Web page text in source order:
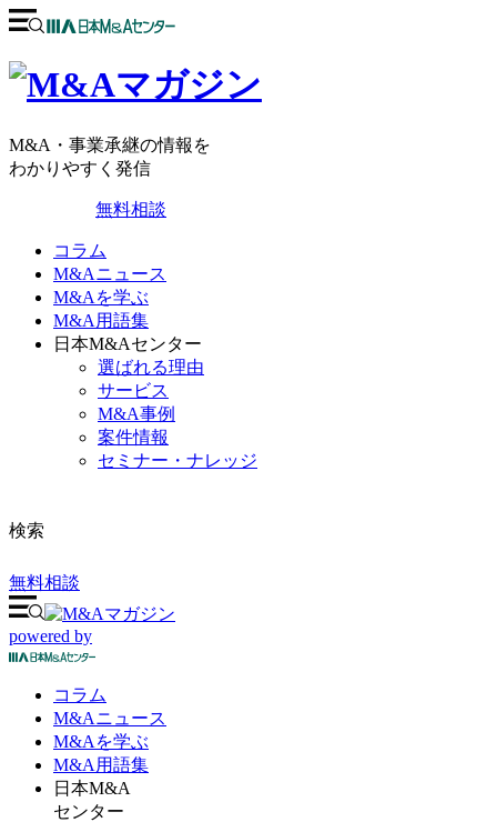
M&A・事業承継の情報を
わかりやすく発信
無料相談
コラム
M&Aニュース
M&Aを学ぶ
M&A用語集
日本M&Aセンター
選ばれる理由
サービス
M&A事例
案件情報
セミナー・ナレッジ
検索
無料相談
powered by
コラム
M&Aニュース
M&Aを学ぶ
M&A 用語集
日本M&A
センター